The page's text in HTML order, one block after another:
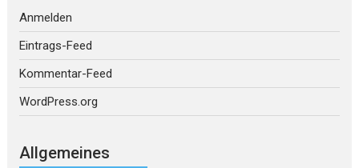
Anmelden
Eintrags-Feed
Kommentar-Feed
WordPress.org
Allgemeines